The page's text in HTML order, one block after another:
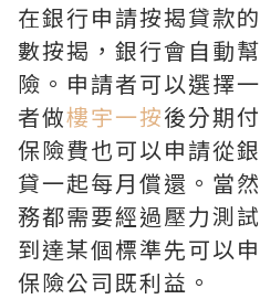
在銀行申請按揭貸款
數按揭，銀行會自動
險。申請者可以選擇
者做樓宇一按後分期
保險費也可以申請從
貸一起每月償還。當
務都需要經過壓力測
到達某個標準先可以
保險公司既利益。